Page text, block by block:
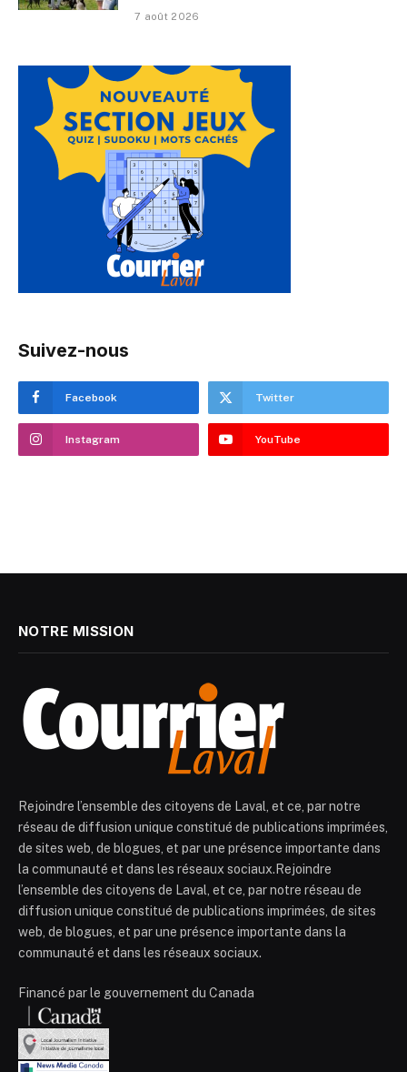
7 août 2026
Suivez-nous
Facebook Twitter
Instagram YouTube
NOTRE MISSION
Rejoindre l’ensemble des citoyens de Laval, et ce, par notre
réseau de diffusion unique constitué de publications imprimées,
de sites web, de blogues, et par une présence importante dans
la communauté et dans les réseaux sociaux.Rejoindre
l’ensemble des citoyens de Laval, et ce, par notre réseau de
diffusion unique constitué de publications imprimées, de sites
web, de blogues, et par une présence importante dans la
communauté et dans les réseaux sociaux.
Financé par le gouvernement du Canada